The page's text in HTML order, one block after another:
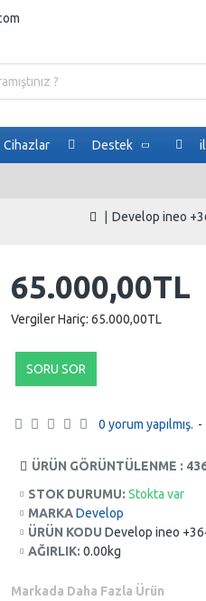
Cihazlar Destek
Develop ineo
STOK DURUMU: Stokta var
MARKA Develop
ÜRÜN KODU Develop ineo
AĞIRLIK: 0.00kg
ÜRÜN GÖRÜNTÜLENME :
0 yorum yapılmış. -
65.000,00TL
Vergiler Hariç: 65.000,00TL
SORU SOR
Markada Daha Fazla Ürün